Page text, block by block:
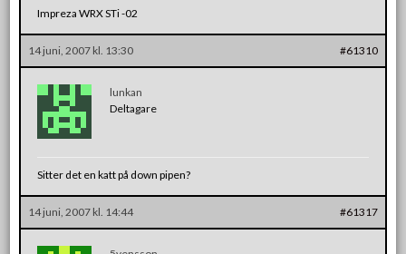
Impreza WRX STi -02
14 juni, 2007 kl. 13:30 #61310
lunkan
Deltagare
Sitter det en katt på down pipen?
14 juni, 2007 kl. 14:44 #61317